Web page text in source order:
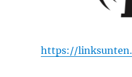
https://